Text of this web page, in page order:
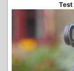
Test